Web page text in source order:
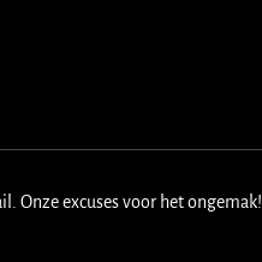
Onze excuses voor het ongemak!